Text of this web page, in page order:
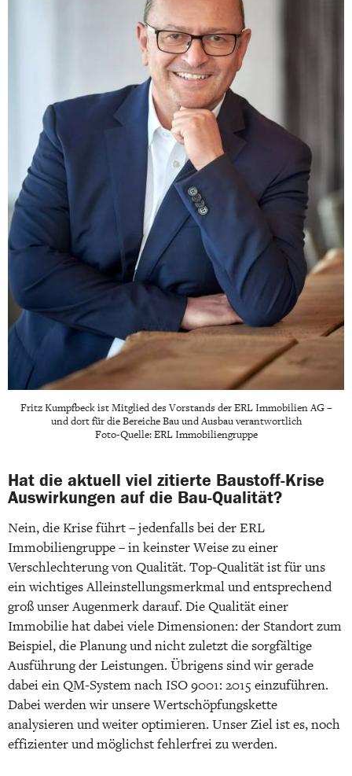
Fritz Kumpfbeck ist Mitglied des Vorstands der ERL Immobilien AG –
und dort für die Bereiche Bau und Ausbau verantwortlich
Foto-Quelle: ERL Immobiliengruppe
Hat die aktuell viel zitierte Baustoff-Krise
Auswirkungen auf die Bau-Qualität?
Nein, die Krise führt – jedenfalls bei der ERL
Immobiliengruppe – in keinster Weise zu einer
Verschlechterung von Qualität. Top-Qualität ist für uns
ein wichtiges Alleinstellungsmerkmal und entsprechend
groß unser Augenmerk darauf. Die Qualität einer
Immobilie hat dabei viele Dimensionen: der Standort zum
Beispiel, die Planung und nicht zuletzt die sorgfältige
Ausführung der Leistungen. Übrigens sind wir gerade
dabei ein QM-System nach ISO 9001: 2015 einzuführen.
Dabei werden wir unsere Wertschöpfungskette
analysieren und weiter optimieren. Unser Ziel ist es, noch
effizienter und möglichst fehlerfrei zu werden.